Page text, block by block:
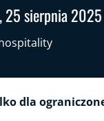
25 sierpnia
dla